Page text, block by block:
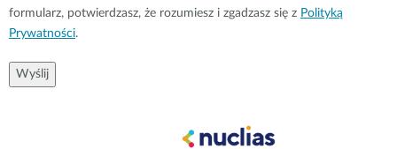
formularz, potwierdzasz, że rozumiesz i zgadzasz się z Polityką
Prywatności.
Wyślij